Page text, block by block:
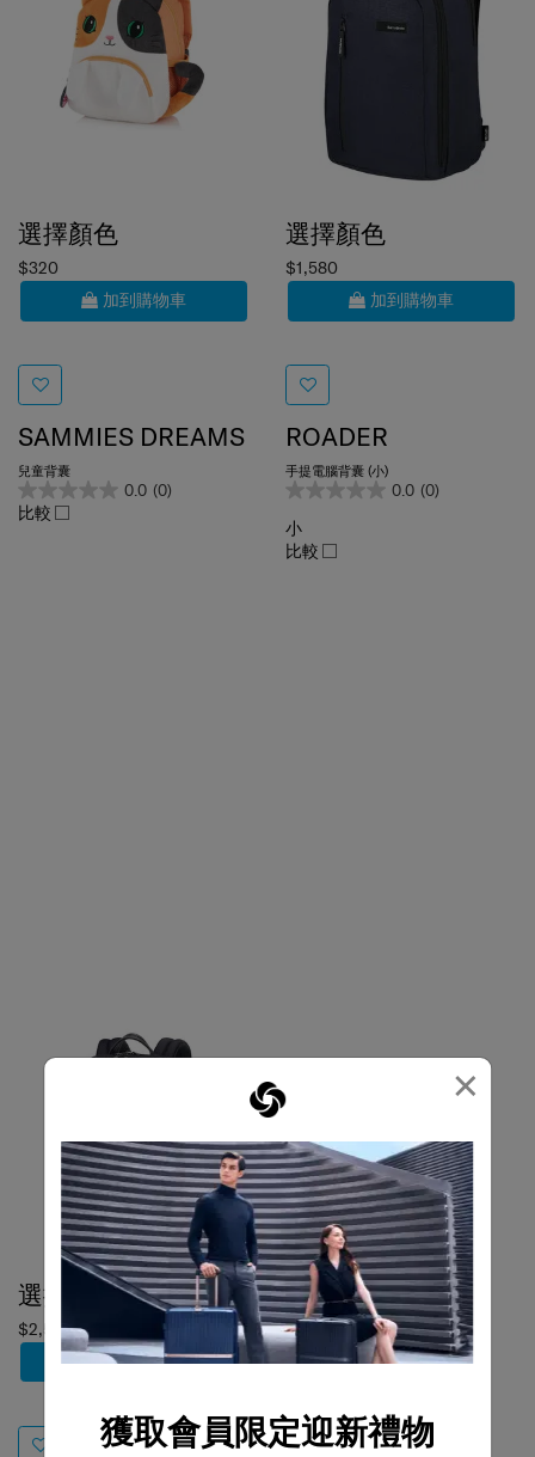
×
獲取會員限定迎新禮物
選擇顏色
$320
加到購物車
SAMMIES DREAMS
兒童背囊
0.0 (0)
比較
選擇顏色
$1,580
加到購物車
ROADER
手提電腦背囊 (小)
0.0 (0)
小
比較
選擇顏色
$2,500
加到購物車